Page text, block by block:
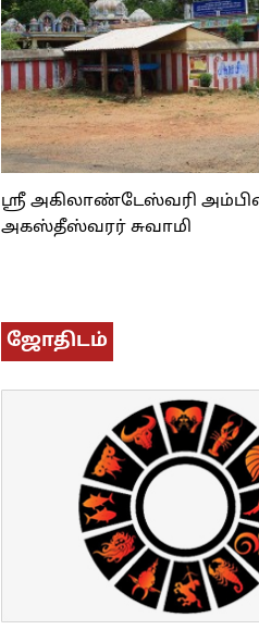
ஸ்ரீ அகிலாண்டேஸ்வரி
அகஸ்தீஸ்வரர் சுவாமி
ஜோதிடம்